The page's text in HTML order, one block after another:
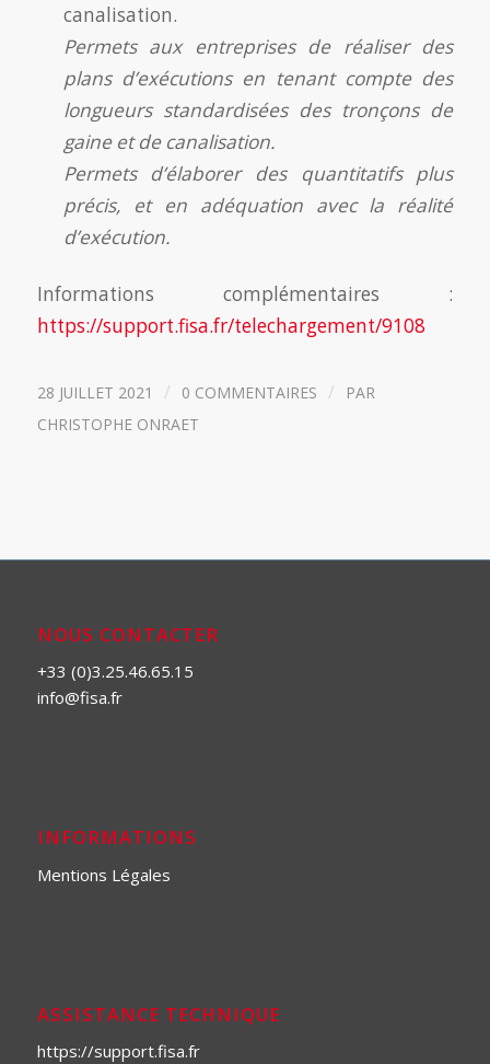
canalisation.
Permets aux entreprises de réaliser des
plans d’exécutions en tenant compte des
longueurs standardisées des tronçons de
gaine et de canalisation.
Permets d’élaborer des quantitatifs plus
précis, et en adéquation avec la réalité
d’exécution.
Informations complémentaires :
https://support.fisa.fr/telechargement/9108
28 JUILLET 2021 / 0 COMMENTAIRES /
PAR
CHRISTOPHE ONRAET
NOUS CONTACTER
+33 (0)3.25.46.65.15
info@fisa.fr
INFORMATIONS
Mentions Légales
ASSISTANCE TECHNIQUE
https://support.fisa.fr